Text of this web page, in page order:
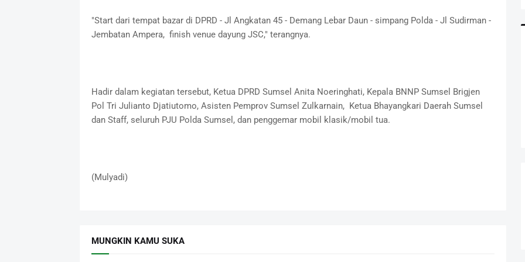
"Start dari tempat bazar di DPRD - Jl Angkatan 45 - Demang Lebar Daun - simpang Polda - Jl Sudirman -
Jembatan Ampera, finish venue dayung JSC," terangnya.
Hadir dalam kegiatan tersebut, Ketua DPRD Sumsel Anita Noeringhati, Kepala BNNP Sumsel Brigjen
Pol Tri Julianto Djatiutomo, Asisten Pemprov Sumsel Zulkarnain, Ketua Bhayangkari Daerah Sumsel
dan Staff, seluruh PJU Polda Sumsel, dan penggemar mobil klasik/mobil tua.
(Mulyadi)
MUNGKIN KAMU SUKA